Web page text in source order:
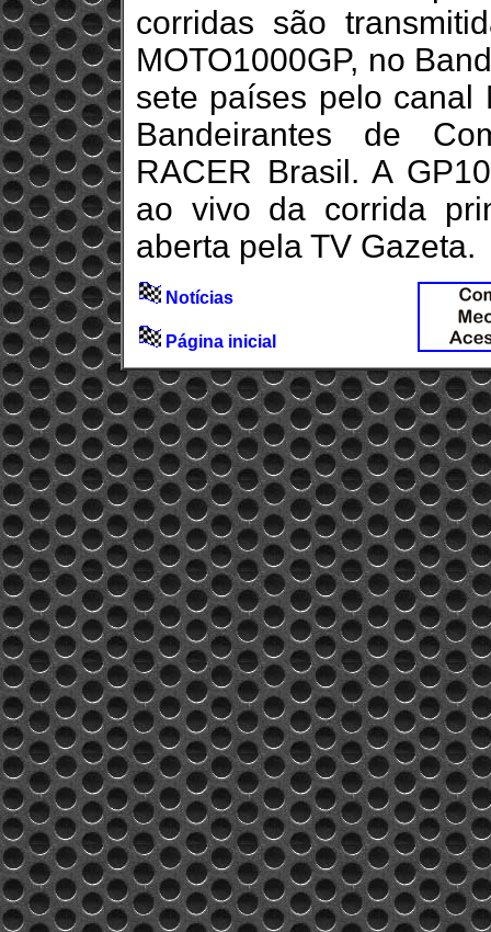
corridas são
MOTO1000GP, no
sete países pelo canal
Bandeirantes de
RACER Brasil. A
ao vivo da corrida
aberta pela TV Gazeta.
Notícias
Página inicial